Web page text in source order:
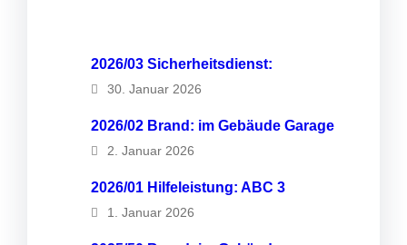
2026/03 Sicherheitsdienst:
30. Januar 2026
2026/02 Brand: im Gebäude Garage
2. Januar 2026
2026/01 Hilfeleistung: ABC 3
1. Januar 2026